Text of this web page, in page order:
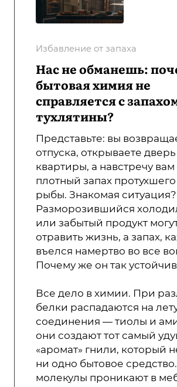
Избавление от запаха
Нас не обманешь:
бытовая химия не
справляется с
тухлятины?
Представьте: вы
отпуска, открываете дверь
квартиры, а навстречу
плотный запах
рыбы. Знакомая ситуация?
Разморозившийся
или забытый продукт
отравить жизнь, а запах,
въелся намертво во все
Почему же он так
Все дело в химии. При
белки распадаются на
соединения — тиолы и
они создают тот самый
«аромат» гнили, который
ни одно бытовое
молекулы проникают в